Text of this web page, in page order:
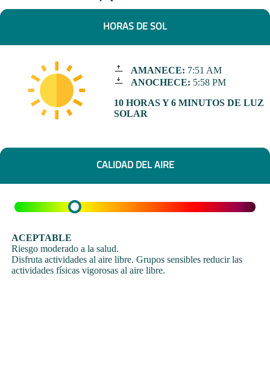
HORAS DE SOL
AMANECE: 7:51 AM
ANOCHECE: 5:58 PM
10 HORAS Y 6 MINUTOS DE LUZ
SOLAR
CALIDAD DEL AIRE
ACEPTABLE
Riesgo moderado a la salud.
Disfruta actividades al aire libre. Grupos sensibles reducir las
actividades físicas vigorosas al aire libre.